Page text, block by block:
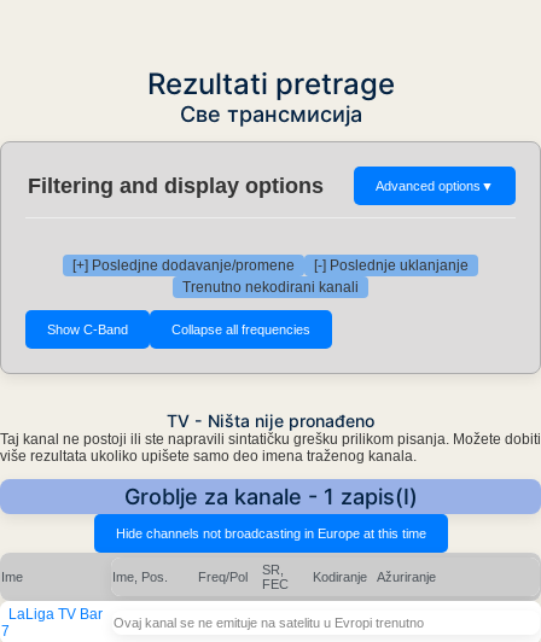
Rezultati pretrage
Све трансмисија
Filtering and display options Advanced options ▼
[+] Posledjne dodavanje/promene
[-] Poslednje uklanjanje
Trenutno nekodirani kanali
TV - Ništa nije pronađeno
Taj kanal ne postoji ili ste napravili sintatičku grešku prilikom pisanja. Možete dobiti
više rezultata ukoliko upišete samo deo imena traženog kanala.
Groblje za kanale - 1 zapis(I)
Ime Ime, Pos. Freq/Pol
SR,
FEC
Kodiranje Ažuriranje
LaLiga TV Bar
7
Ovaj kanal se ne emituje na satelitu u Evropi trenutno